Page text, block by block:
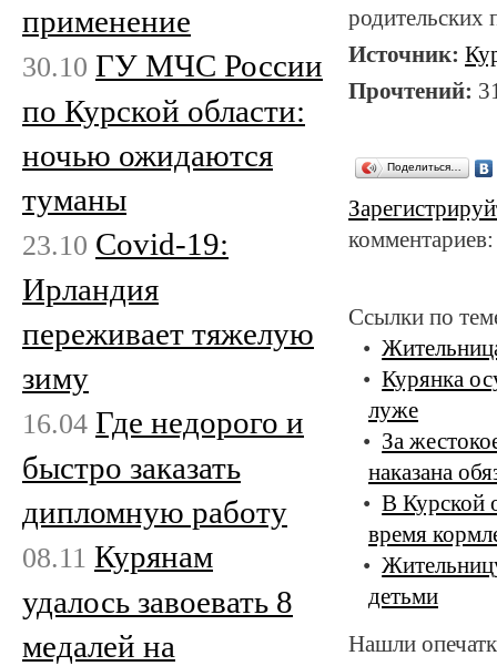
родительских
Источник:
Прочтений:
Поделиться…
Ссылки по
Курянка
луже
За
наказана
В Курской
время
детьми
Нашли
применение
30.10 ГУ МЧС России
по Курской области:
ночью ожидаются
туманы
23.10 Covid-19:
Ирландия
переживает тяжелую
зиму
16.04 Где недорого и
быстро заказать
дипломную работу
08.11 Курянам
удалось завоевать 8
медалей на